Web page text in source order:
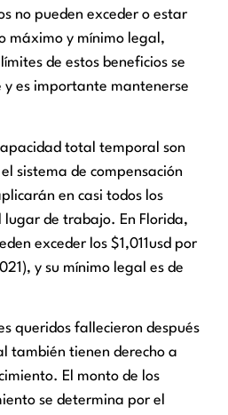
no pueden exceder o estar
máximo y mínimo legal,
de estos beneficios se
es importante mantenerse
total temporal son
sistema de compensación
en casi todos los
lugar de trabajo. En Florida,
exceder los $1,011usd por
y su mínimo legal es de
queridos fallecieron después
también tienen derecho a
El monto de los
se determina por el